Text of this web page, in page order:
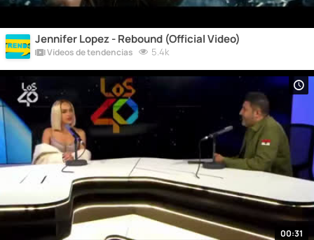
Jennifer Lopez - Rebound (Official Video)
Vídeos de tendencias 5.4k
00:31